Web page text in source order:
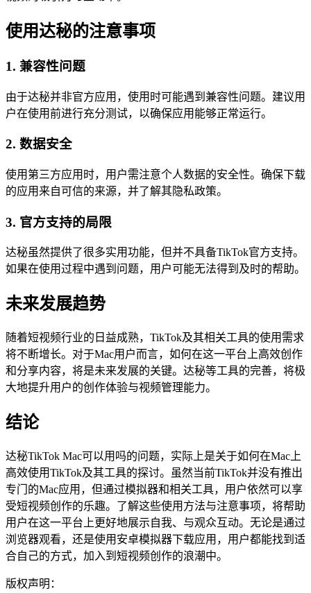
使用达秘的注意事项
1. 兼容性问题
由于达秘并非官方应用，使用时可能遇到兼容性问题。建议用
户在使用前进行充分测试，以确保应用能够正常运行。
2. 数据安全
使用第三方应用时，用户需注意个人数据的安全性。确保下载
的应用来自可信的来源，并了解其隐私政策。
3. 官方支持的局限
达秘虽然提供了很多实用功能，但并不具备TikTok官方支持。
如果在使用过程中遇到问题，用户可能无法得到及时的帮助。
未来发展趋势
随着短视频行业的日益成熟，TikTok及其相关工具的使用需求
将不断增长。对于Mac用户而言，如何在这一平台上高效创作
和分享内容，将是未来发展的关键。达秘等工具的完善，将极
大地提升用户的创作体验与视频管理能力。
结论
达秘TikTok Mac可以用吗的问题，实际上是关于如何在Mac上
高效使用TikTok及其工具的探讨。虽然当前TikTok并没有推出
专门的Mac应用，但通过模拟器和相关工具，用户依然可以享
受短视频创作的乐趣。了解这些使用方法与注意事项，将帮助
用户在这一平台上更好地展示自我、与观众互动。无论是通过
浏览器观看，还是使用安卓模拟器下载应用，用户都能找到适
合自己的方式，加入到短视频创作的浪潮中。
版权声明：